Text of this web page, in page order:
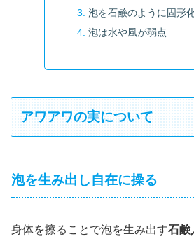
泡を石鹸のように固形
泡は水や風が弱点
アワアワの実について
泡を生み出し自在に操る
身体を擦ることで泡を生み出す石鹸